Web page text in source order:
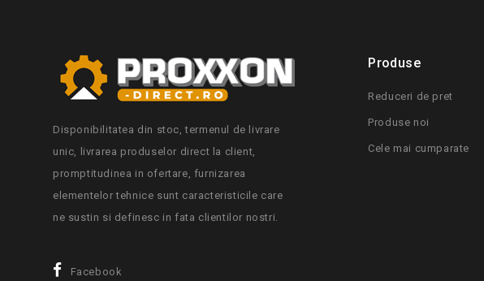
Disponibilitatea din stoc, termenul de livrare
unic, livrarea produselor direct la client,
promptitudinea in ofertare, furnizarea
elementelor tehnice sunt caracteristicile care
ne sustin si definesc in fata clientilor nostri.
Produse
Reduceri de pret
Produse noi
Cele mai cumparate
Facebook